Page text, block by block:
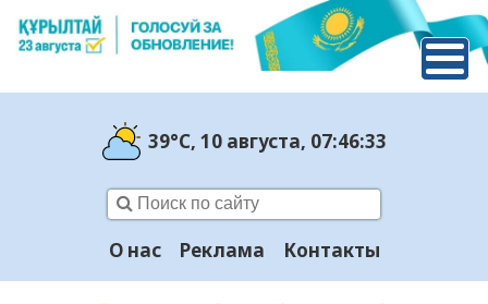
39°C, 10 августа, 07:46:34
О нас Реклама Контакты